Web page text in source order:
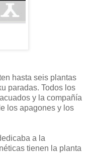
hasta seis plantas
paradas. Todos los
y la compañía
los apagones y los
a la
tienen la planta